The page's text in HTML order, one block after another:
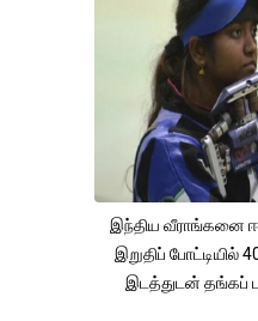
இந்திய வீராங்கனை
இறுதிப் போட்டியில்
இடத்துடன் தங்கப்